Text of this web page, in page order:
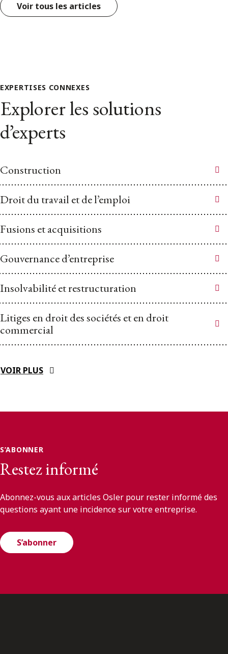
Voir tous les articles
EXPERTISES CONNEXES
Explorer les solutions
d’experts
Construction
Droit du travail et de l’emploi
Fusions et acquisitions
Gouvernance d’entreprise
Insolvabilité et restructuration
Litiges en droit des sociétés et en droit
commercial
VOIR PLUS
S’ABONNER
Restez informé
Abonnez-vous aux articles Osler pour rester informé des
questions ayant une incidence sur votre entreprise.
S’abonner